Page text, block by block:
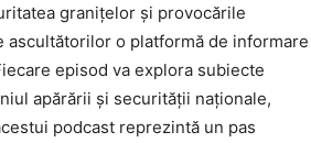
granițelor și provocările
ascultătorilor o platformă de informare
episod va explora subiecte
apărării și securității naționale,
podcast reprezintă un pas